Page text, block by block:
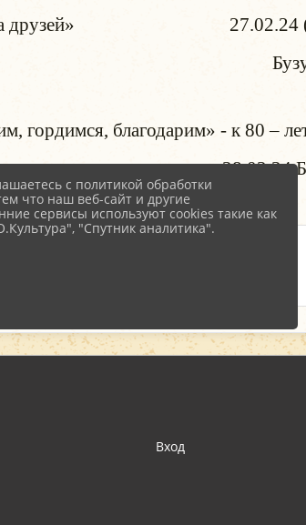
друзей» 27.02.24
гордимся, благодарим» - к 80 –
Вход
с политикой обработки
что наш веб-сайт и другие
сервисы используют cookies такие как
"Спутник аналитика".